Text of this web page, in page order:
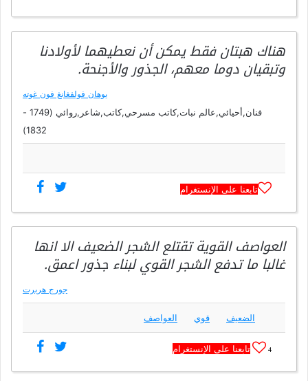
هناك هبتان فقط يمكن أن نعطيهما لأولادنا
وتبقيان دوما معهم، الجذور والأجنحة.
يوهان فولفغانغ فون غوته
فنان,أحيائي,عالم نبات,كاتب مسرحي,كاتب,شاعر,روائي (1749 -
1832)
تابعنا على الإنستغرام
العواصف القوية تقتلع الشجر الضعيف الا انها
غالبا ما تدفع الشجر القوي لبناء جذور اعمق.
جورج هربرت
الضعيف قوي العواصف
4 تابعنا على الإنستغرام